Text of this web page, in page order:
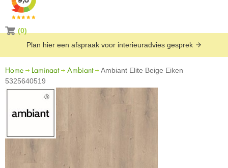
(0)
Plan hier een afspraak voor interieuradvies gesprek
Home Laminaat Ambiant
Ambiant Elite Beige Eiken
5325640519